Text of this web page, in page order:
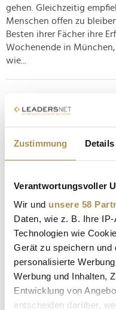
Zustimmung Details
Verantwortungsvoller
Wir und unsere 58
Daten, wie z. B. Ihre
Technologien wie
Gerät zu speichern und
personalisierte
Werbung und Inhalten,
Entwicklung von
entscheiden darüber,
gehen. Gleichzeitig
Menschen offen zu
Besten ihrer Fächer ihre
Wochenende in
wie...
Die Höhle der Löwen:
prominente Gäste
NEWS | 18.08.2025
Geduldige Liebhaber des
zum 25. August, wobei
Rückkehr auch auf
Christian Miele
NEWS | 18.03.2025
In etwas mehr als einem